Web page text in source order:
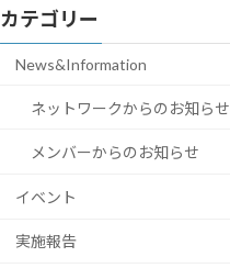
カテゴリー
News&Information
ネットワークからのお知らせ
メンバーからのお知らせ
イベント
実施報告